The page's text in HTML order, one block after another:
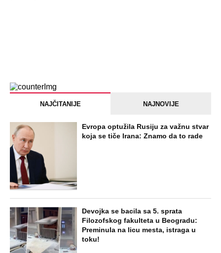
NAJČITANIJE NAJNOVIJE
Evropa optužila Rusiju za važnu stvar
koja se tiče Irana: Znamo da to rade
Devojka se bacila sa 5. sprata
Filozofskog fakulteta u Beogradu:
Preminula na licu mesta, istraga u
toku!